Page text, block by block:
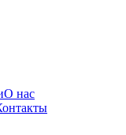
О нас